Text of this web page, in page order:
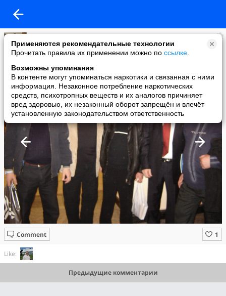
Применяются рекомендательные технологии
Прочитать правила их применении можно по ссылке
Возможны упоминания
В контенте могут упоминаться наркотики и связанная с ними
информация. Незаконное потребление наркотических
средств, психотропных веществ и их аналогов причиняет
вред здоровью, их незаконный оборот запрещён и влечёт
установленную законодательством ответственность
Ту22
added a photo
29 Apr в 22:30
Comment
Like:
Предыдущие комментарии